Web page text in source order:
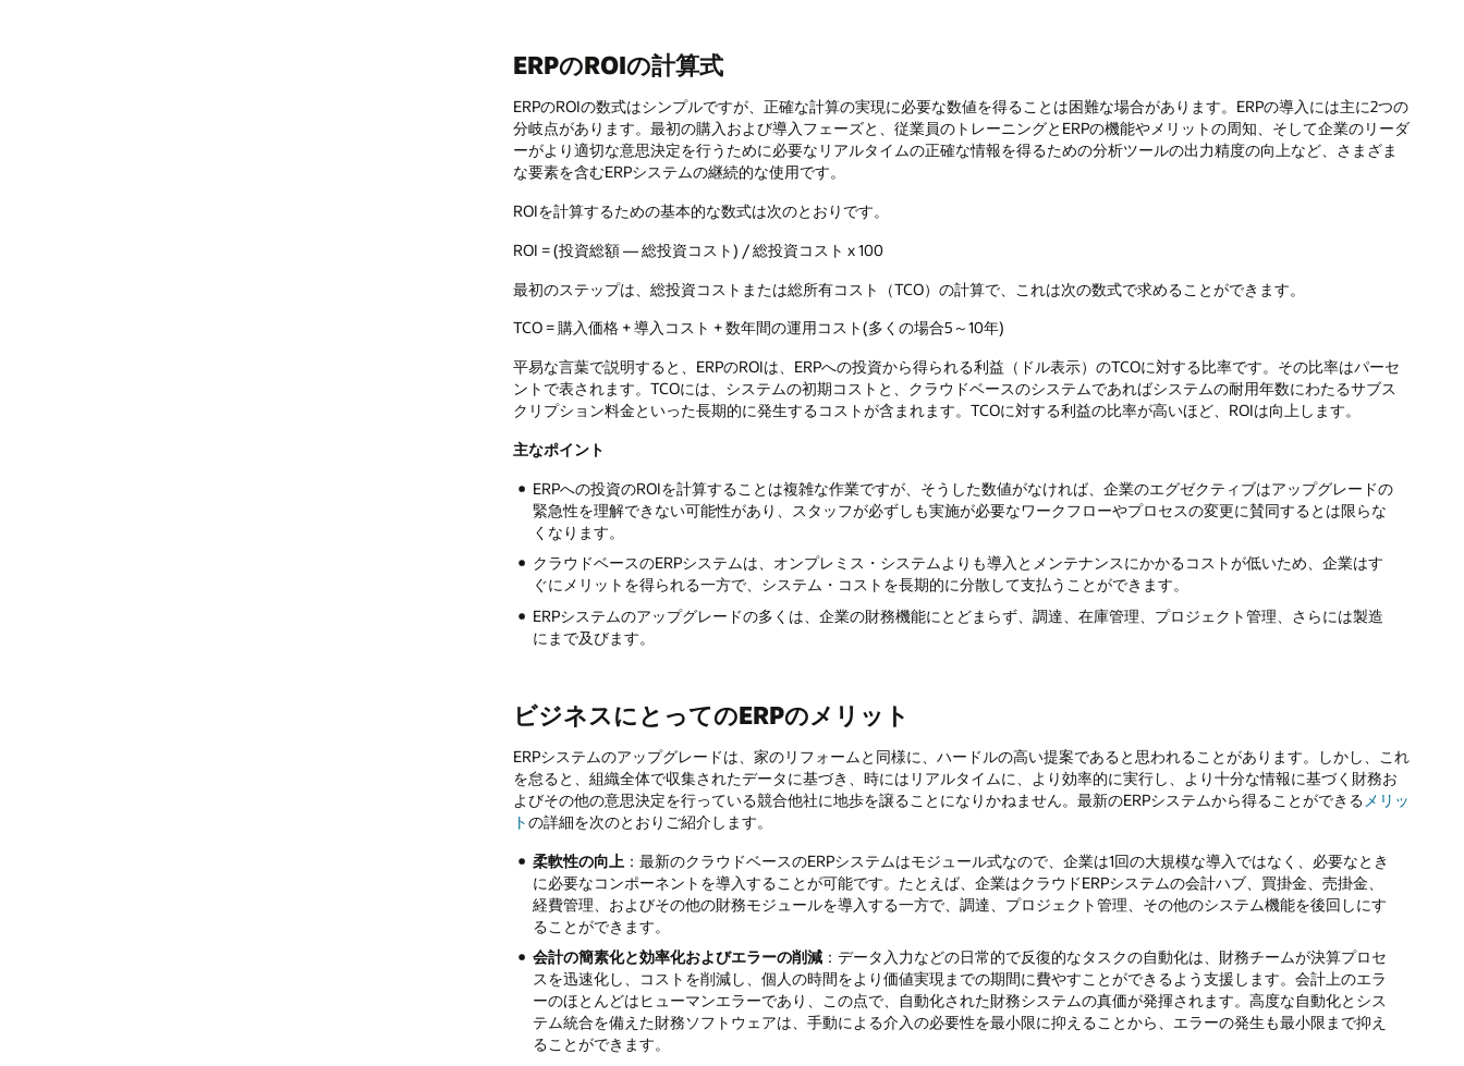
ERPのROIの計算式
ERPのROIの数式はシンプルですが、正確な計算の実現に必要な数値を得ることは困難な場合があります。ERPの導入には主に2つの
分岐点があります。最初の購入および導入フェーズと、従業員のトレーニングとERPの機能やメリットの周知、そして企業のリーダ
ーがより適切な意思決定を行うために必要なリアルタイムの正確な情報を得るための分析ツールの出力精度の向上など、さまざま
な要素を含むERPシステムの継続的な使用です。
ROIを計算するための基本的な数式は次のとおりです。
ROI = (投資総額 — 総投資コスト) / 総投資コスト x 100
最初のステップは、総投資コストまたは総所有コスト（TCO）の計算で、これは次の数式で求めることができます。
TCO = 購入価格 + 導入コスト + 数年間の運用コスト(多くの場合5～10年)
平易な言葉で説明すると、ERPのROIは、ERPへの投資から得られる利益（ドル表示）のTCOに対する比率です。その比率はパーセ
ントで表されます。TCOには、システムの初期コストと、クラウドベースのシステムであればシステムの耐用年数にわたるサブス
クリプション料金といった長期的に発生するコストが含まれます。TCOに対する利益の比率が高いほど、ROIは向上します。
主なポイント
ERPへの投資のROIを計算することは複雑な作業ですが、そうした数値がなければ、企業のエグゼクティブはアップグレードの
緊急性を理解できない可能性があり、スタッフが必ずしも実施が必要なワークフローやプロセスの変更に賛同するとは限らな
くなります。
クラウドベースのERPシステムは、オンプレミス・システムよりも導入とメンテナンスにかかるコストが低いため、企業はす
ぐにメリットを得られる一方で、システム・コストを長期的に分散して支払うことができます。
ERPシステムのアップグレードの多くは、企業の財務機能にとどまらず、調達、在庫管理、プロジェクト管理、さらには製造
にまで及びます。
ビジネスにとってのERPのメリット
ERPシステムのアップグレードは、家のリフォームと同様に、ハードルの高い提案であると思われることがあります。しかし、これ
を怠ると、組織全体で収集されたデータに基づき、時にはリアルタイムに、より効率的に実行し、より十分な情報に基づく財務お
よびその他の意思決定を行っている競合他社に地歩を譲ることになりかねません。最新のERPシステムから得ることができるメリッ
トの詳細を次のとおりご紹介します。
柔軟性の向上 ：最新のクラウドベースのERPシステムはモジュール式なので、企業は1回の大規模な導入ではなく、必要なとき
に必要なコンポーネントを導入することが可能です。たとえば、企業はクラウドERPシステムの会計ハブ、買掛金、売掛金、
経費管理、およびその他の財務モジュールを導入する一方で、調達、プロジェクト管理、その他のシステム機能を後回しにす
ることができます。
会計の簡素化と効率化およびエラーの削減 ：データ入力などの日常的で反復的なタスクの自動化は、財務チームが決算プロセ
スを迅速化し、コストを削減し、個人の時間をより価値実現までの期間に費やすことができるよう支援します。会計上のエラ
ーのほとんどはヒューマンエラーであり、この点で、自動化された財務システムの真価が発揮されます。高度な自動化とシス
テム統合を備えた財務ソフトウェアは、手動による介入の必要性を最小限に抑えることから、エラーの発生も最小限まで抑え
ることができます。